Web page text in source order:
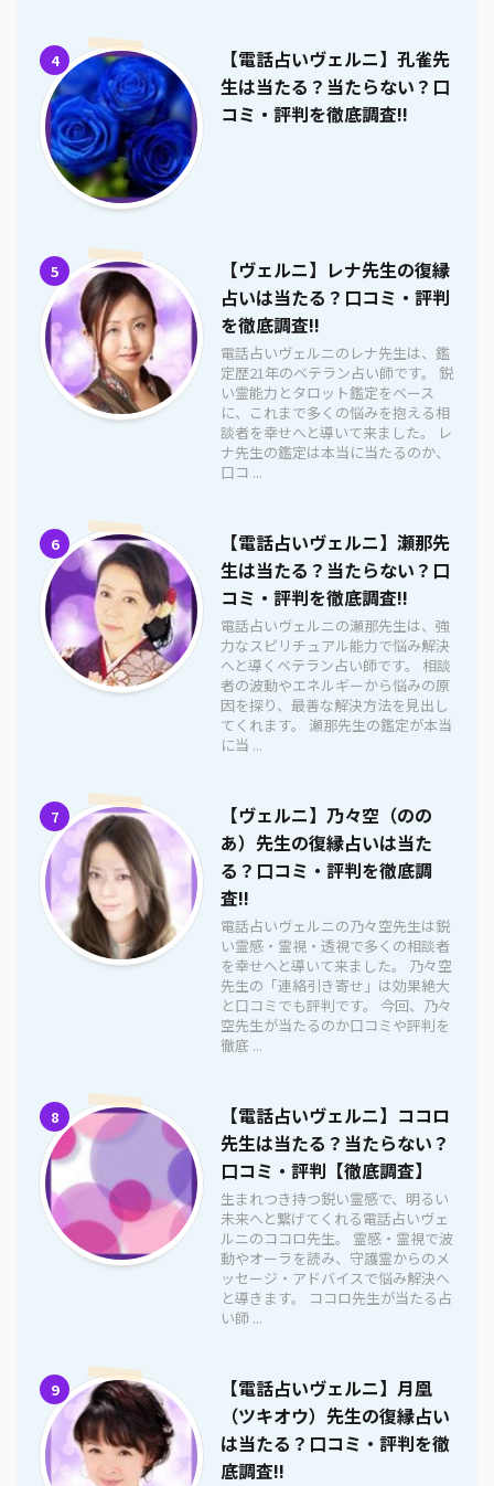
4
【電話占いヴェルニ】孔雀先
生は当たる？当たらない？口
コミ・評判を徹底調査!!
5
【ヴェルニ】レナ先生の復縁
占いは当たる？口コミ・評判
を徹底調査!!
電話占いヴェルニのレナ先生は、鑑
定歴21年のベテラン占い師です。 鋭
い霊能力とタロット鑑定をベース
に、これまで多くの悩みを抱える相
談者を幸せへと導いて来ました。 レ
ナ先生の鑑定は本当に当たるのか、
口コ ...
6
【電話占いヴェルニ】瀬那先
生は当たる？当たらない？口
コミ・評判を徹底調査!!
電話占いヴェルニの瀬那先生は、強
力なスピリチュアル能力で悩み解決
へと導くベテラン占い師です。 相談
者の波動やエネルギーから悩みの原
因を探り、最善な解決方法を見出し
てくれます。 瀬那先生の鑑定が本当
に当 ...
7
【ヴェルニ】乃々空（のの
あ）先生の復縁占いは当た
る？口コミ・評判を徹底調
査!!
電話占いヴェルニの乃々空先生は鋭
い霊感・霊視・透視で多くの相談者
を幸せへと導いて来ました。 乃々空
先生の「連絡引き寄せ」は効果絶大
と口コミでも評判です。 今回、乃々
空先生が当たるのか口コミや評判を
徹底 ...
8
【電話占いヴェルニ】ココロ
先生は当たる？当たらない？
口コミ・評判【徹底調査】
生まれつき持つ鋭い霊感で、明るい
未来へと繋げてくれる電話占いヴェ
ルニのココロ先生。 霊感・霊視で波
動やオーラを読み、守護霊からのメ
ッセージ・アドバイスで悩み解決へ
と導きます。 ココロ先生が当たる占
い師 ...
9
【電話占いヴェルニ】月凰
（ツキオウ）先生の復縁占い
は当たる？口コミ・評判を徹
底調査!!